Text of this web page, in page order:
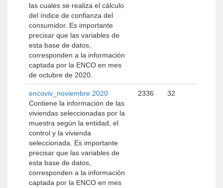
las cuales se realiza el cálculo
del índice de confianza del
consumidor. Es importante
precisar que las variables de
esta base de datos,
corresponden a la información
captada por la ENCO en mes
de octubre de 2020.
encoviv_noviembre 2020
Contiene la información de las
viviendas seleccionadas por la
muestra según la entidad, el
control y la vivienda
seleccionada. Es importante
precisar que las variables de
esta base de datos,
corresponden a la información
captada por la ENCO en mes
2336 32